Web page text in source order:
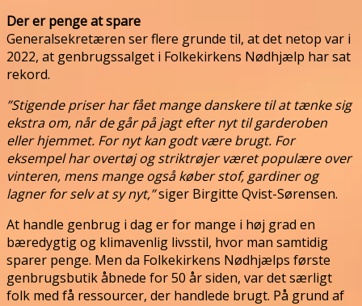
Der er penge at spare
Generalsekretæren ser flere grunde til, at det netop var i
2022, at genbrugssalget i Folkekirkens Nødhjælp har sat
rekord.
”Stigende priser har fået mange danskere til at tænke sig
ekstra om, når de går på jagt efter nyt til garderoben
eller hjemmet. For nyt kan godt være brugt. For
eksempel har overtøj og striktrøjer været populære over
vinteren, mens mange også køber stof, gardiner og
lagner for selv at sy nyt,”siger Birgitte Qvist-Sørensen.
At handle genbrug i dag er for mange i høj grad en
bæredygtig og klimavenlig livsstil, hvor man samtidig
sparer penge. Men da Folkekirkens Nødhjælps første
genbrugsbutik åbnede for 50 år siden, var det særligt
folk med få ressourcer, der handlede brugt. På grund af